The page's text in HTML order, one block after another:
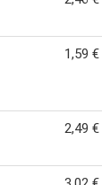
1,59 €
2,49 €